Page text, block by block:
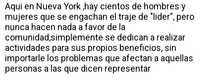
Aqui en Nueva York ,hay cientos de hombres y
mujeres que se engachan el traje de "lider", pero
nunca hacen nada a favor de la
comunidad,simplemente se dedican a realizar
actividades para sus propios beneficios, sin
importarle los problemas que afectan a aquellas
personas a las que dicen representar